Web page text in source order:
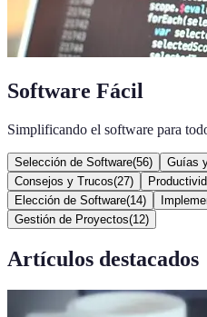
Software Fácil
Simplificando el software para
Selección de Software(56) Guías
Consejos y Trucos(27)
Elección de Software(14)
Gestión de Proyectos(12)
Artículos destacados